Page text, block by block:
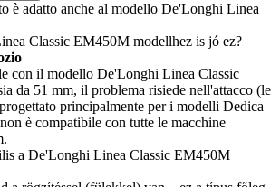
è adatto anche al modello De'Longhi Linea
Classic EM450M modellhez is jó ez?
con il modello De'Longhi Linea Classic
da 51 mm, il problema risiede nell'attacco (le
principalmente per i modelli Dedica
è compatibile con tutte le macchine
a De'Longhi Linea Classic EM450M